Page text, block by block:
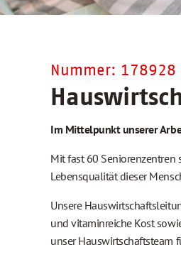
Nummer: 178928
Im Mittelpunkt unserer
Mit fast 60 Seniorenzentren
Lebensqualität dieser
Unsere
und vitaminreiche Kost
unser Hauswirtschaftsteam